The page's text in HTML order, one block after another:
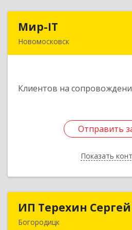
Мир-IT
Новомосковск
Клиентов на
Отправить
Показать
Отправить
Назад
ИП Терехин
Богородицк
ИП Терехин